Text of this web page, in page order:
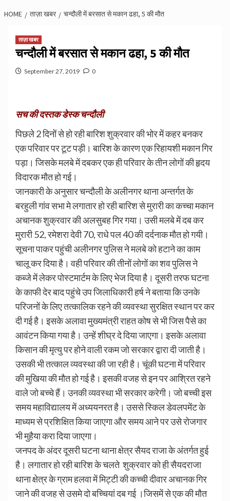
HOME ताज़ा खबर चन्दौली में बरसात से मकान ढहा, 5 की मौत
ताज़ा खबर
चन्दौली में बरसात से मकान ढहा, 5 की मौत
September 27, 2019 0
सच की दस्तक डेस्क चन्दौली
पिछले 2 दिनों से हो रही बारिश शुक्रवार की भोर में कहर बनकर
एक परिवार पर टूट पड़ी। बारिश के कारण एक रिहायशी मकान गिर
पड़ा। जिसके मलबे में दबकर एक ही परिवार के तीन लोगों की हृदय
विदारक मौत हो गई।
जानकारी के अनुसार चन्दौली के अलीनगर थाना अन्तर्गत के
बरहुली गांव सभा मे लगातार हो रही बारिश से मुरारी का कच्चा मकान
अचानक शुक्रवार की अलसुबह गिर गया। उसी मलबे में दब कर
मुरारी 52, रमेशरा देवी 70, राधे पल 40 की दर्दनाक मौत हो गयी।
सूचना पाकर पहुंची अलीनगर पुलिस ने मलबे को हटाने का काम
चालू कर दिया है। वही परिवार की तीनों लोगों का शव पुलिस ने
कब्जे में लेकर पोस्टमार्टम के लिए भेज दिया है। दूसरी तरफ घटना
के काफी देर बाद पहुंचे उप जिलाधिकारी हर्ष ने बताया कि उनके
परिजनों के लिए तत्कालिक रहने की व्यवस्था सुरक्षित स्थान पर कर
दी गई है। इसके अलावा मुख्यमंत्री राहत कोष से भी जिस पैसे का
आवंटन किया गया है। उन्हें शीघ्र दे दिया जाएगा। इसके अलावा
किसान की मृत्यु पर होने वाली रकम जो सरकार द्वारा दी जाती है।
उसकी भी तत्काल व्यवस्था की जा रही है। चूंकी घटना में परिवार
की मुखिया की मौत हो गई है। इसकी वजह से इन पर आश्रित रहने
वाले जो बच्चे हैं। उनकी व्यवस्था भी सरकार करेगी। जो बच्ची इस
समय महाविद्यालय में अध्ययनरत है। उससे स्किल डेवलपमेंट के
माध्यम से प्रशिक्षित किया जाएगा और समय आने पर उसे रोजगार
भी मुहैया करा दिया जाएगा।
जनपद के अंदर दूसरी घटना थाना क्षेत्र सैयद राजा के अंतर्गत हुई
है। लगातार हो रही बारिश के चलते शुक्रवार को ही सैयदराजा
थाना क्षेत्र के ग्राम हलवा में मिट्टी की कच्ची दीवार अचानक गिर
जाने की वजह से उसमे दो बच्चियां दब गई ।जिसमें से एक की मौत